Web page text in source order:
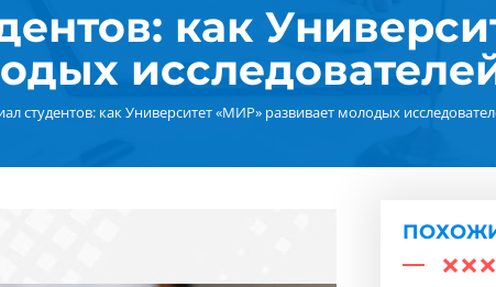
как
студентов: как Университет «МИР» развивает молодых